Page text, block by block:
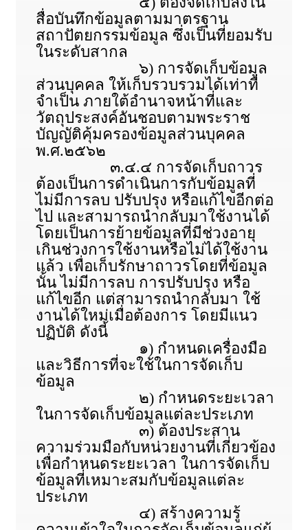
สื่อบันทึกข้อมูลตามมาตรฐาน
สถาปัตยกรรมข้อมูล ซึ่งเป็นที่ยอมรับ
ในระดับสากล
๖) การจัดเก็บข้อมูล
ส่วนบุคคล ให้เก็บรวบรวมได้เท่าที่
จำเป็น ภายใต้อำนาจหน้าที่และ
วัตถุประสงค์อันชอบตามพระราช
บัญญัติคุ้มครองข้อมูลส่วนบุคคล
พ.ศ.๒๕๖๒
๓.๔.๔ การจัดเก็บถาวร
ต้องเป็นการดำเนินการกับข้อมูลที่
ไม่มีการลบ ปรับปรุง หรือแก้ไขอีกต่อ
ไป และสามารถนำกลับมาใช้งานได้
โดยเป็นการย้ายข้อมูลที่มีช่วงอายุ
เกินช่วงการใช้งานหรือไม่ได้ใช้งาน
แล้ว เพื่อเก็บรักษาถาวรโดยที่ข้อมูล
นั้น ไม่มีการลบ การปรับปรุง หรือ
แก้ไขอีก แต่สามารถนำกลับมา ใช้
งานได้ใหม่เมื่อต้องการ โดยมีแนว
ปฏิบัติ ดังนี้
๑) กำหนดเครื่องมือ
และวิธีการที่จะใช้ในการจัดเก็บ
ข้อมูล
๒) กำหนดระยะเวลา
ในการจัดเก็บข้อมูลแต่ละประเภท
๓) ต้องประสาน
ความร่วมมือกับหน่วยงานที่เกี่ยวข้อง
เพื่อกำหนดระยะเวลา ในการจัดเก็บ
ข้อมูลที่เหมาะสมกับข้อมูลแต่ละ
ประเภท
๔) สร้างความรู้